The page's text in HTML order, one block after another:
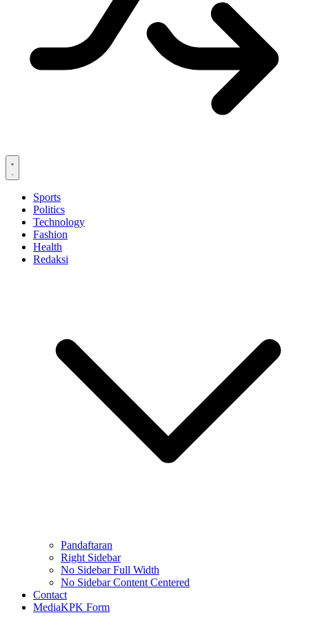
Sports
Politics
Technology
Fashion
Health
Redaksi
Pandaftaran
Right Sidebar
No Sidebar Full Width
No Sidebar Content Centered
Contact
MediaKPK Form